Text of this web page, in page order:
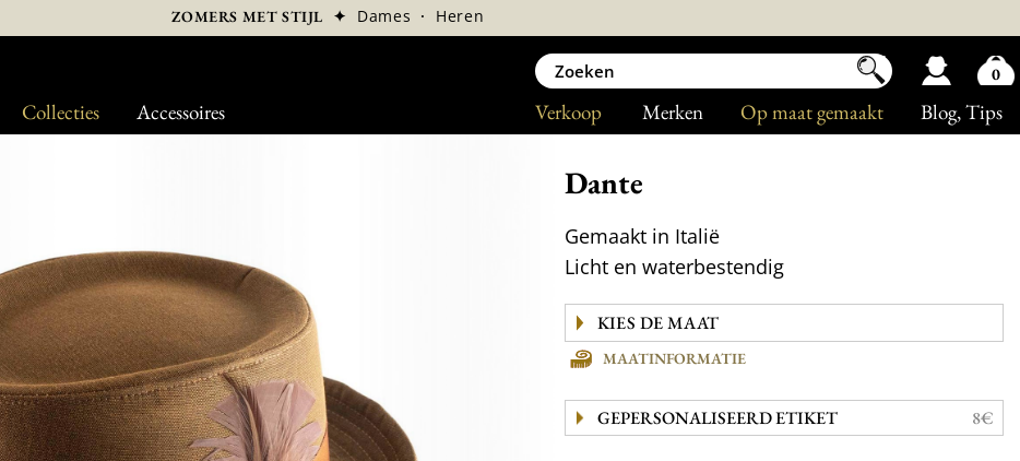
Collecties Accessoires Blog, Tips
Op maat gemaakt
Merken
Verkoop
ZOMERS MET STIJL ✦ Dames · Heren
Dante
Gemaakt in Italië
Licht en waterbestendig
MAATINFORMATIE
GEPERSONALISEERD ETIKET 8€
0